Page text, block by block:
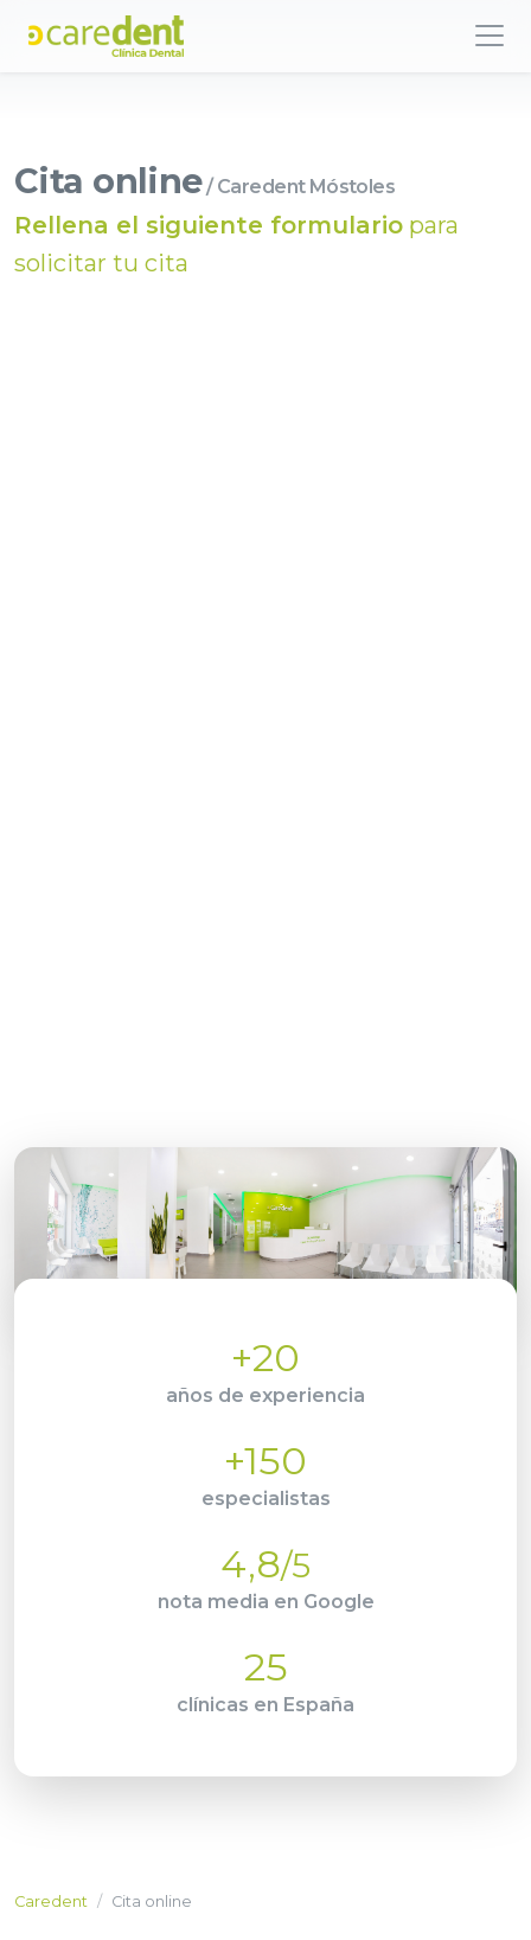
Cita online/ Caredent Móstoles
Rellena el siguiente formulario para
solicitar tu cita
+20
años de experiencia
+150
especialistas
4,8/5
nota media en Google
25
clínicas en España
Caredent Cita online